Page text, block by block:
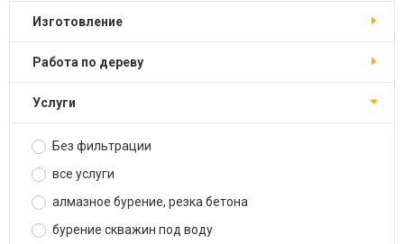
изготовление
работа по дереву
услуги
Без фильтрации
все услуги
алмазное бурение, резка бетона
бурение скважин под воду